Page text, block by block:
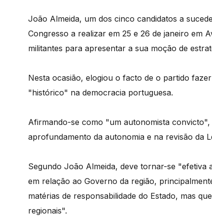
João Almeida, um dos cinco candidatos a
Congresso a realizar em 25 e 26 de janeiro em
militantes para apresentar a sua moção de
Nesta ocasião, elogiou o facto de o partido
"histórico" na democracia portuguesa.
Afirmando-se como "um autonomista
aprofundamento da autonomia e na revisão da
Segundo João Almeida, deve tornar-se "efetiva
em relação ao Governo da região,
matérias de responsabilidade do Estado, mas
regionais".